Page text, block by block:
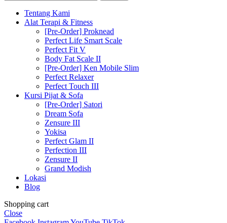
Tentang Kami
Alat Terapi & Fitness
[Pre-Order] Proknead
Perfect Life Smart Scale
Perfect Fit V
Body Fat Scale II
[Pre-Order] Ken Mobile Slim
Perfect Relaxer
Perfect Touch III
Kursi Pijat & Sofa
[Pre-Order] Satori
Dream Sofa
Zensure III
Yokisa
Perfect Glam II
Perfection III
Zensure II
Grand Modish
Lokasi
Blog
Shopping cart
Close